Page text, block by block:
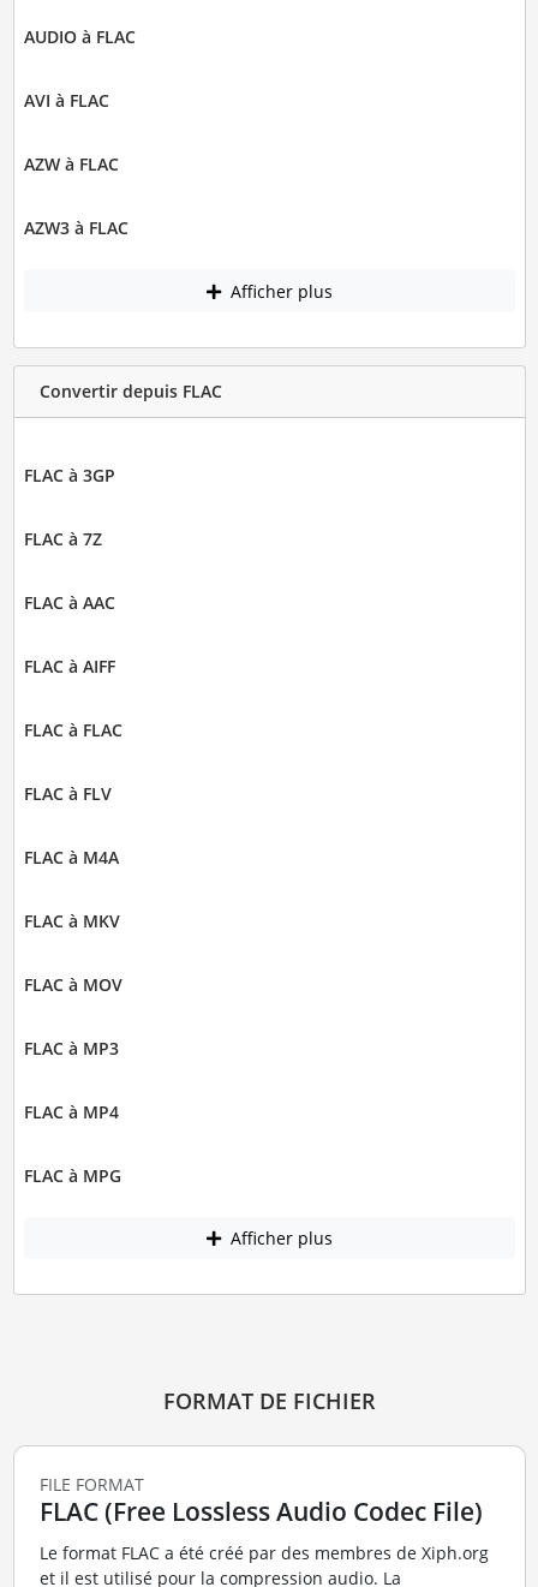
AUDIO à FLAC
AVI à FLAC
AZW à FLAC
AZW3 à FLAC
Afficher plus
Convertir depuis FLAC
FLAC à 3GP
FLAC à 7Z
FLAC à AAC
FLAC à AIFF
FLAC à FLAC
FLAC à FLV
FLAC à M4A
FLAC à MKV
FLAC à MOV
FLAC à MP3
FLAC à MP4
FLAC à MPG
Afficher plus
FORMAT DE FICHIER
FILE FORMAT
FLAC (Free Lossless Audio Codec File)
Le format FLAC a été créé par des membres de Xiph.org
et il est utilisé pour la compression audio. La